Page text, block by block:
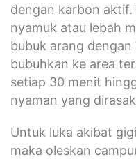
dengan karbon
nyamuk atau lebah
bubuk arang
bubuhkan ke area
setiap 30 menit
nyaman yang
Untuk luka akibat
maka oleskan